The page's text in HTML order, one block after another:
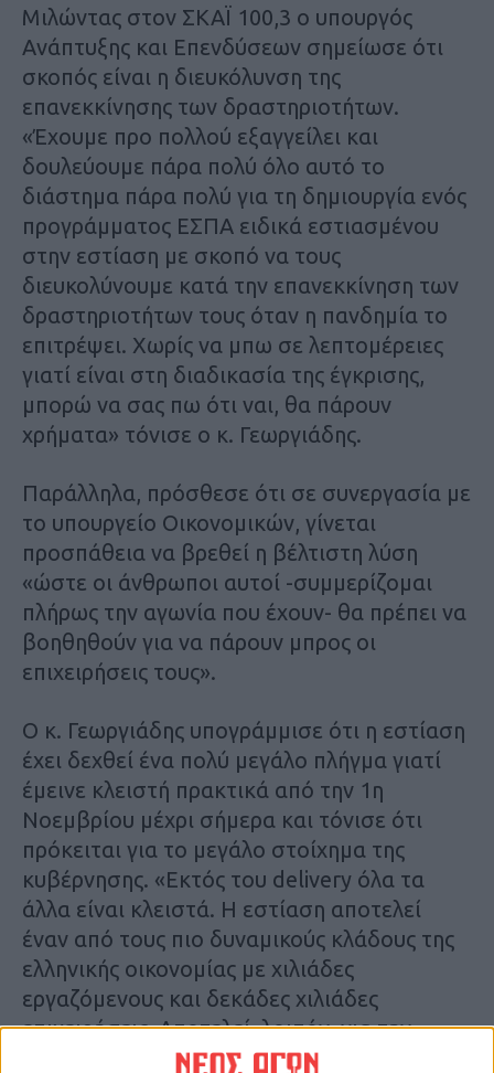
Μιλώντας στον ΣΚΑΪ 100,3 ο υπουργός
Ανάπτυξης και Επενδύσεων σημείωσε ότι
σκοπός είναι η διευκόλυνση της
επανεκκίνησης των δραστηριοτήτων.
«Έχουμε προ πολλού εξαγγείλει και
δουλεύουμε πάρα πολύ όλο αυτό το
διάστημα πάρα πολύ για τη δημιουργία ενός
προγράμματος ΕΣΠΑ ειδικά εστιασμένου
στην εστίαση με σκοπό να τους
διευκολύνουμε κατά την επανεκκίνηση των
δραστηριοτήτων τους όταν η πανδημία το
επιτρέψει. Χωρίς να μπω σε λεπτομέρειες
γιατί είναι στη διαδικασία της έγκρισης,
μπορώ να σας πω ότι ναι, θα πάρουν
χρήματα» τόνισε ο κ. Γεωργιάδης.
Παράλληλα, πρόσθεσε ότι σε συνεργασία με
το υπουργείο Οικονομικών, γίνεται
προσπάθεια να βρεθεί η βέλτιστη λύση
«ώστε οι άνθρωποι αυτοί -συμμερίζομαι
πλήρως την αγωνία που έχουν- θα πρέπει να
βοηθηθούν για να πάρουν μπρος οι
επιχειρήσεις τους».
Ο κ. Γεωργιάδης υπογράμμισε ότι η εστίαση
έχει δεχθεί ένα πολύ μεγάλο πλήγμα γιατί
έμεινε κλειστή πρακτικά από την 1η
Νοεμβρίου μέχρι σήμερα και τόνισε ότι
πρόκειται για το μεγάλο στοίχημα της
κυβέρνησης. «Εκτός του delivery όλα τα
άλλα είναι κλειστά. Η εστίαση αποτελεί
έναν από τους πιο δυναμικούς κλάδους της
ελληνικής οικονομίας με χιλιάδες
εργαζόμενους και δεκάδες χιλιάδες
επιχειρήσεις. Αποτελεί, λοιπόν, για την
Κυβέρνηση πολύ μεγάλο στοίχημα οι